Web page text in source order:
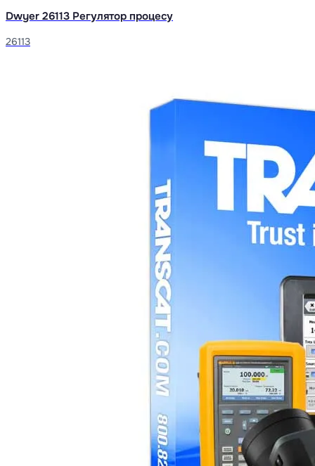
Dwyer 26113 Регулятор процесу
26113